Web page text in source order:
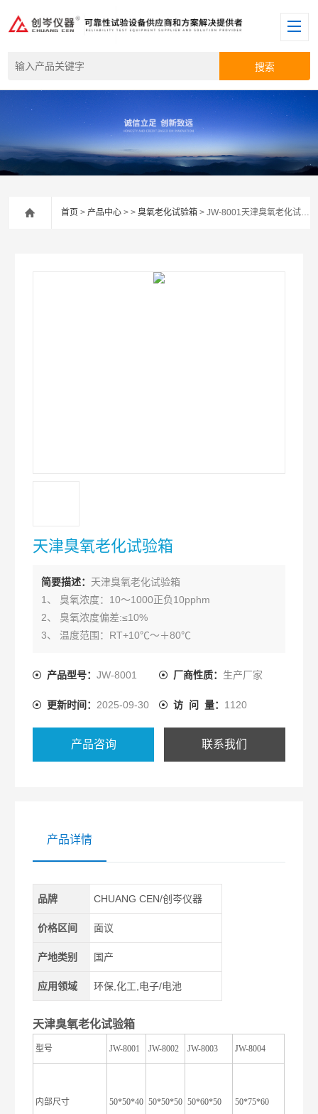
首页 >产品中心 > >臭氧老化试验箱 > JW-8001天津臭氧老化试验箱
天津臭氧老化试验箱
简要描述： 天津臭氧老化试验箱
1、 臭氧浓度：10～1000正负10pphm
2、 臭氧浓度偏差:≤10%
3、 温度范围：RT+10℃～＋80℃
5、 温度均匀度：正负2℃
产品型号：JW-8001 厂商性质： 生产厂家
更新时间： 2025-09-30 访 问 量： 1120
产品咨询 联系我们
产品详情
品牌 CHUANG CEN/创岑仪器
价格区间 面议
产地类别 国产
应用领域 环保,化工,电子/电池
天津臭氧老化试验箱
型号 JW-8001 JW-8002 JW-8003 JW-8004
内部尺寸 50*50*40 50*50*50 50*60*50 50*75*60